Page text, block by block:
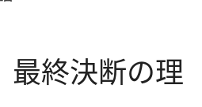
最終決断の理